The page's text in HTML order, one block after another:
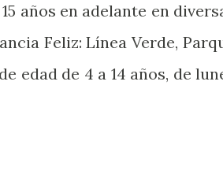
años en adelante en
Feliz: Línea Verde,
edad de 4 a 14 años, de